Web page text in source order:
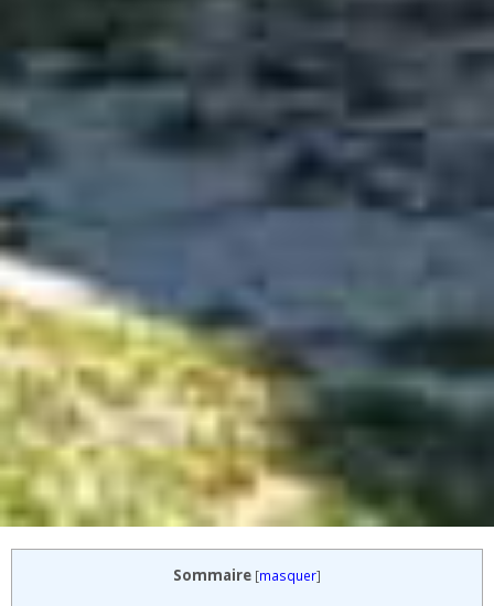
1.
Fribourg ?
2.Monuments Historiques
2.1.
Châteaux
2.2.
Édifices religieux
2.3.
Bisses
2.4.
Mines
2.5.
Vieux Moulins
2.6.
Beaux villages
3. Bâtiments Modernes
3.1.
Barrages
3.2.
Forts
Tours Modernes
3.4.
Passerelles
Autres Bâtiments Modernes